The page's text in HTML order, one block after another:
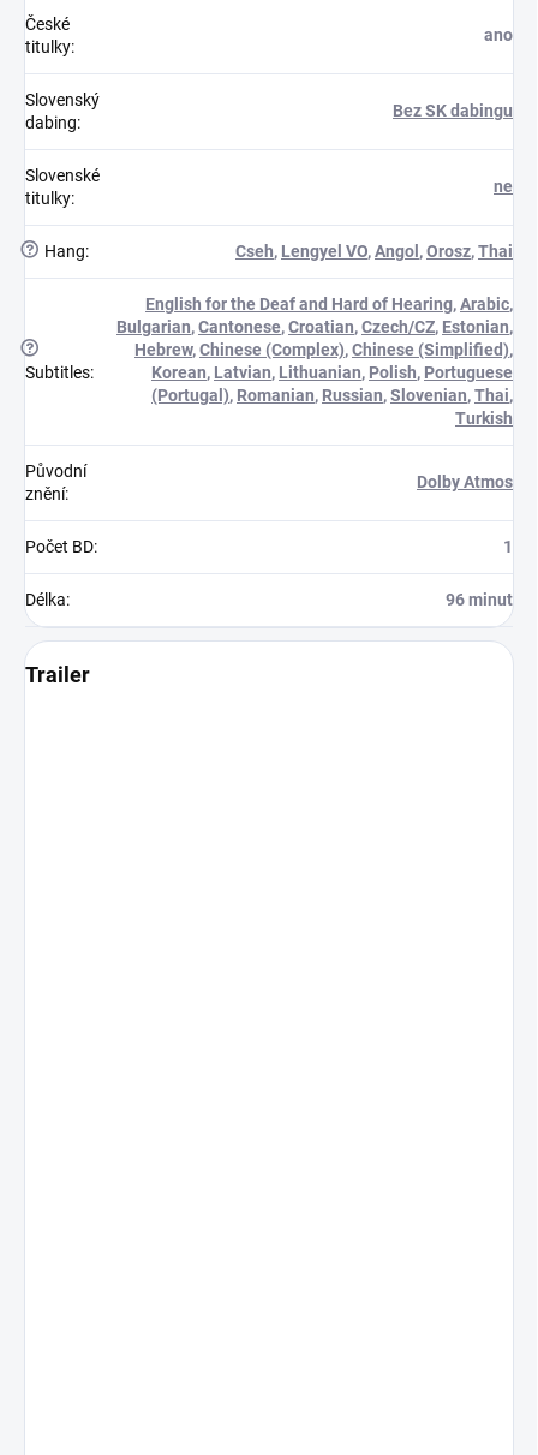
České
titulky:
ano
Slovenský
dabing:
Bez SK dabingu
Slovenské
titulky:
ne
? Hang: Cseh, Lengyel VO,Angol ,Orosz,Thai
?
Subtitles:
English for the Deaf and Hard of Hearing,Arabic,
Bulgarian,Cantonese,Croatian,Czech/CZ, Estonian,
Hebrew,Chinese (Complex),Chinese (Simplified),
Korean, Latvian, Lithuanian, Polish, Portuguese
(Portugal), Romanian, Russian,Slovenian,Thai,
Turkish
Původní
znění:
Dolby Atmos
Počet BD: 1
Délka: 96 minut
Trailer